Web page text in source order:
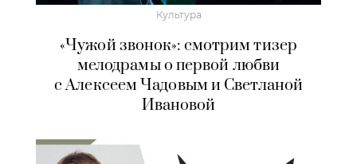
Культура
«Чужой звонок»: смотрим тизер
мелодрамы о первой любви
с Алексеем Чадовым и Светланой
Ивановой